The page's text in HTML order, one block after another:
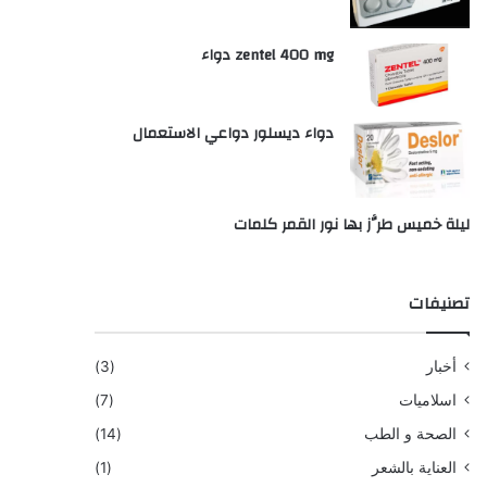
zentel 400 mg دواء
دواء ديسلور دواعي الاستعمال
ليلة خميس طرَّز بها نور القمر كلمات
تصنيفات
أخبار
(3)
اسلاميات
(7)
الصحة و الطب
(14)
العناية بالشعر
(1)